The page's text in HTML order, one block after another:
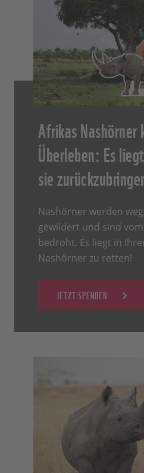
Afrikas Nashörner
Überleben: Es
sie
Nashörner werden
gewildert und sind
bedroht. Es liegt in
Nashörner zu retten!
JETZT SPENDEN